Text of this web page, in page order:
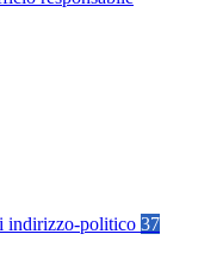
indirizzo-politico 37